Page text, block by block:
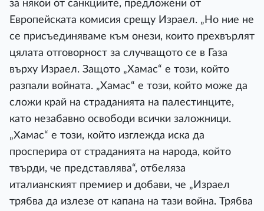
за някои от санкциите, предложени от
Европейската комисия срещу Израел. „Но ние не
се присъединяваме към онези, които прехвърлят
цялата отговорност за случващото се в Газа
върху Израел. Защото „Хамас“ е този, който
разпали войната. „Хамас“ е този, който може да
сложи край на страданията на палестинците,
като незабавно освободи всички заложници.
„Хамас“ е този, който изглежда иска да
просперира от страданията на народа, който
твърди, че представлява“, отбеляза
италианският премиер и добави, че „Израел
трябва да излезе от капана на тази война. Трябва